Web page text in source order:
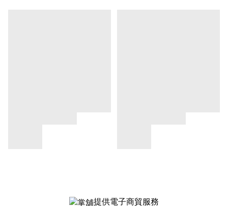
提供電子商貿服務